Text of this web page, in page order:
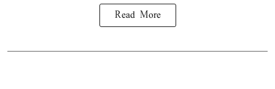
Read More